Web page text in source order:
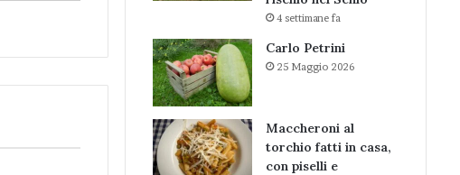
4 settimane fa
Carlo Petrini
25 Maggio 2026
Maccheroni al
torchio fatti in casa,
con piselli e